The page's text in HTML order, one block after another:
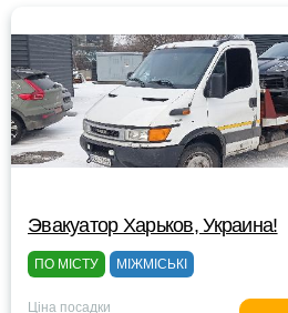
Эвакуатор Харьков, Украина!
ПО МІСТУ МІЖМІСЬКІ
Ціна посадки